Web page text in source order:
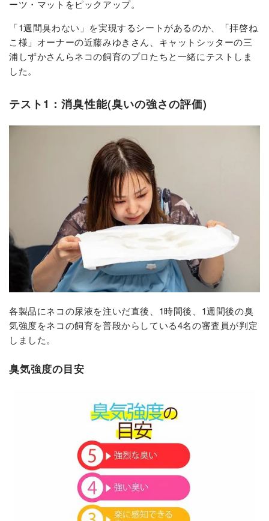
ーツ・マットをピックアップ。
「1週間臭わない」を実現するシートがあるのか、「拝啓ね
こ様」オーナーの近藤みゆきさん、キャットシッターの三
浦しずかさんらネコの飼育のプロたちと一緒にテストしま
した。
テスト1：消臭性能(臭いの強さの評価)
各製品にネコの尿液を注いだ直後、1時間後、1週間後の臭
気強度をネコの飼育を普段からしている4名の審査員が判定
しました。
臭気強度の目安